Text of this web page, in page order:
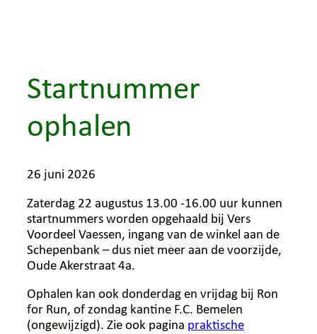
Startnummer
ophalen
26 juni 2026
Zaterdag 22 augustus 13.00 -16.00 uur kunnen
startnummers worden opgehaald bij Vers
Voordeel Vaessen, ingang van de winkel aan de
Schepenbank – dus niet meer aan de voorzijde,
Oude Akerstraat 4a.
Ophalen kan ook donderdag en vrijdag bij Ron
for Run, of zondag kantine F.C. Bemelen
(ongewijzigd). Zie ook pagina praktische